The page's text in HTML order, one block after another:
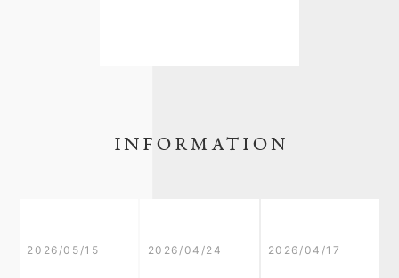
2026/05/15 2026/04/24 2026/04/17